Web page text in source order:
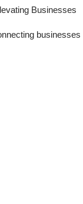
businesses